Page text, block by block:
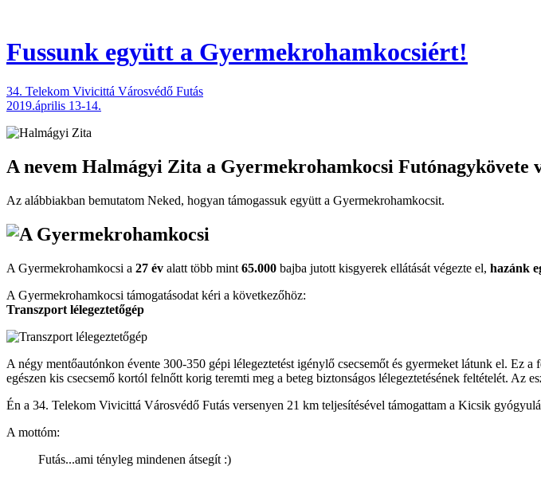
Fussunk együtt a Gyermekrohamkocsiért!
34. Telekom Vivicittá Városvédő Futás
2019.április 13-14.
A nevem Halmágyi Zita a Gyermekrohamkocsi Futónagykövete
Az alábbiakban bemutatom Neked, hogyan támogassuk együtt a Gyermekroham­kocsit.
A Gyermekrohamkocsi a 27 év alatt több mint 65.000 bajba jutott kisgyerek ellátását végezte el, hazánk
A Gyermekrohamkocsi támogatásodat kéri a következőhöz:
Transzport lélegeztetőgép
A négy mentőautónkon évente 300-350 gépi lélegeztetést igénylő csecsemőt és gyermeket látunk el. Ez
egészen kis csecsemő kortól felnőtt korig teremti meg a beteg biztonságos lélegeztetésének feltételét. Az
Én a 34. Telekom Vivicittá Városvédő Futás versenyen 21 km teljesítésével támogattam a Kicsik
A mottóm:
Futás...ami tényleg mindenen átsegít :)